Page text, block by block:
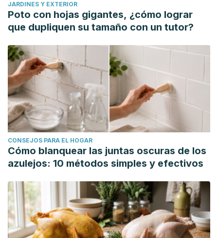
JARDINES Y EXTERIOR
Poto con hojas gigantes, ¿cómo lograr
que dupliquen su tamaño con un tutor?
CONSEJOS PARA EL HOGAR
Cómo blanquear las juntas oscuras de los
azulejos: 10 métodos simples y efectivos